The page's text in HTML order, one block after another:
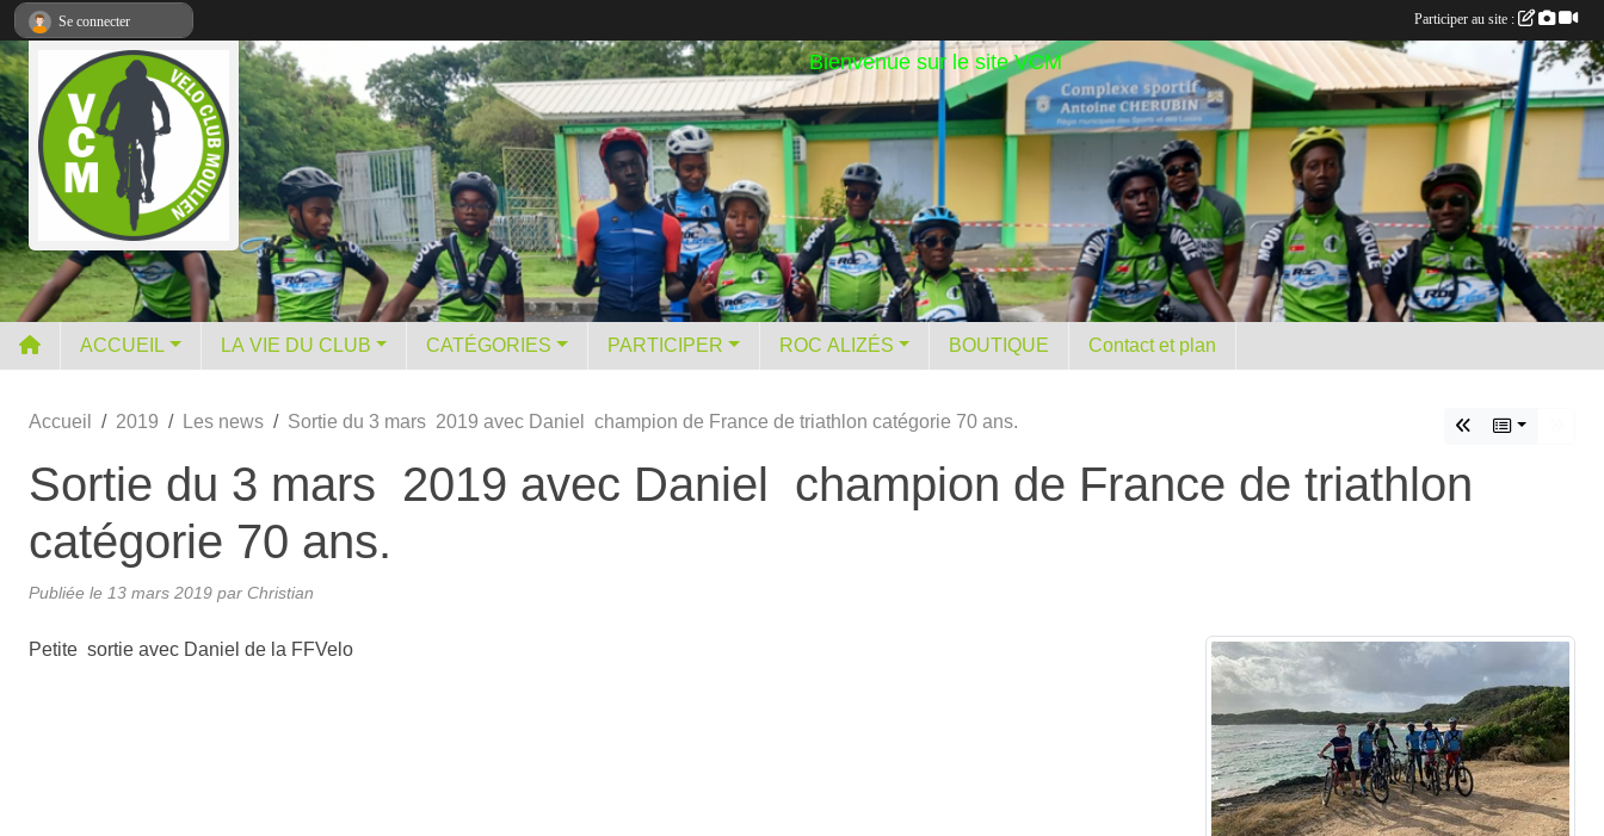
Bienvenue sur le site VCM
ACCUEIL LA VIE DU CLUB CATÉGORIES PARTICIPER ROC ALIZÉS BOUTIQUE Contact et plan
Accueil 2019 Les news Sortie du 3 mars 2019 avec Daniel champion de France de triathlon catégorie 70 ans.
Sortie du 3 mars 2019 avec Daniel champion de France de triathlon
catégorie 70 ans.
Publiée le 13 mars 2019 par Christian
Petite sortie avec Daniel de la FFVelo
Se connecter Participer au site :
Panneau de gestion des cookies